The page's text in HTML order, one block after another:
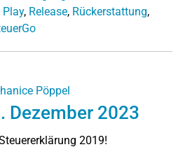
Play, Release, Rückerstattung,
Pöppel
Dezember 2023
2019!